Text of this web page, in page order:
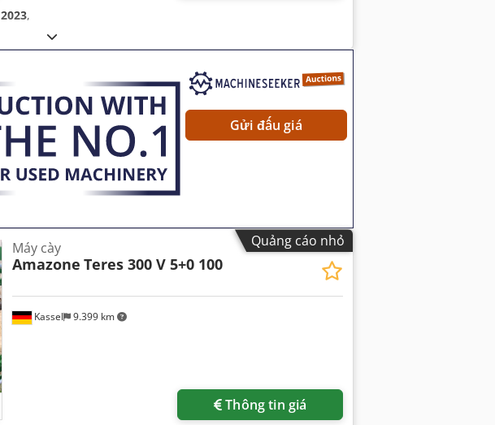
2023,
Gửi đấu giá
Quảng cáo nhỏ
Kassel 9.399 km
Máy cày
Amazone Teres 300 V 5+0 100
Thông tin giá